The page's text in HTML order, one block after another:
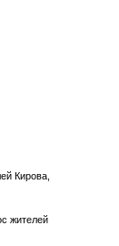
Кирова,
жителей